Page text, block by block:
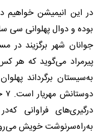
در این انیمیشن خواهیم
بوده‌ و دوال پهلوانی سی
پیرمراد می‌گوید که‌ هر
به‌سیستان برگرداند
درگیری‌های فراوانی
به‌راه‌سرنوشت خویش